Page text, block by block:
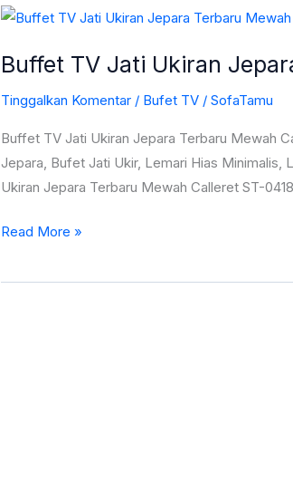
Buffet TV Jati Ukiran
Tinggalkan Komentar / Bufet TV / SofaTamu
Buffet TV Jati Ukiran Jepara Terbaru Mewah
Jepara, Bufet Jati Ukir, Lemari Hias Minimalis,
Ukiran Jepara Terbaru Mewah Calleret ST-
Buffet
Jati
Jepara
Terbaru
Mewah
Calleret
0418
Read More »